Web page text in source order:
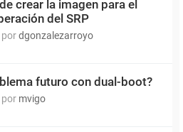
crear la imagen para el
del SRP
pordgonzalezarroyo
futuro con dual-boot?
por mvigo